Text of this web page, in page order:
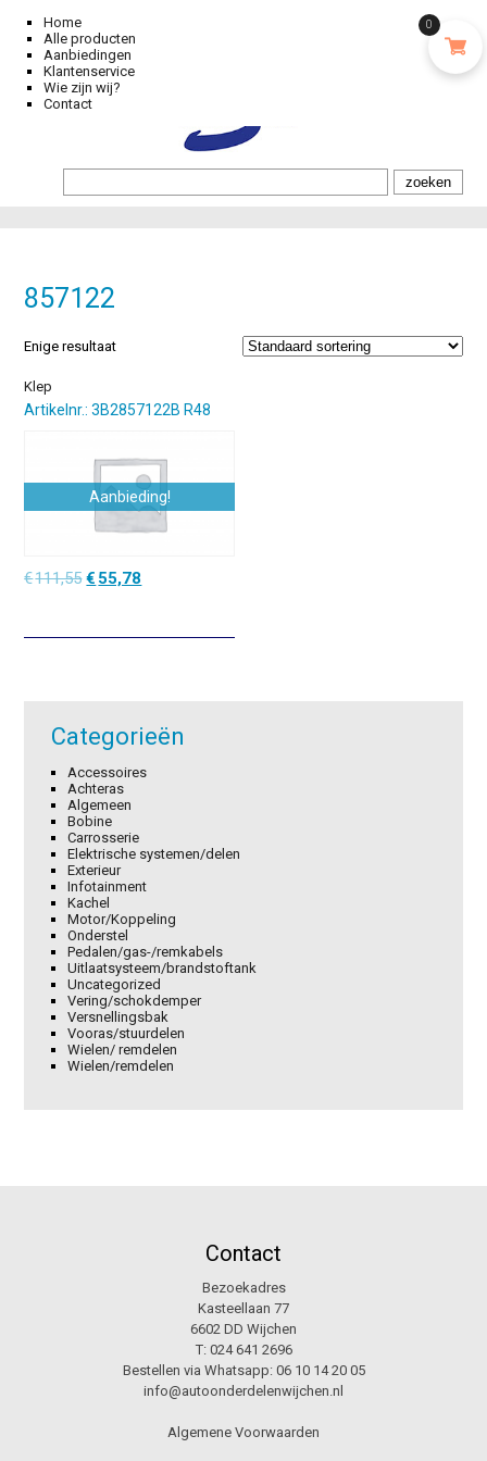
Home
Alle producten
Aanbiedingen
Klantenservice
Wie zijn wij?
Contact
857122
Enige resultaat
Klep
Artikelnr.: 3B2857122B R48
Aanbieding!
€111,55Oorspronkelijke
€111,55.
€ 55,78
€55,78.
Categorieën
Accessoires
Achteras
Algemeen
Bobine
Carrosserie
Elektrische systemen/delen
Exterieur
Infotainment
Kachel
Motor/Koppeling
Onderstel
Pedalen/gas-/remkabels
Uitlaatsysteem/brandstoftank
Uncategorized
Vering/schokdemper
Versnellingsbak
Vooras/stuurdelen
Wielen/ remdelen
Wielen/remdelen
Contact
Bezoekadres
Kasteellaan 77
6602 DD Wijchen
T: 024 641 2696
Bestellen via Whatsapp: 06 10 14 20 05
info@autoonderdelenwijchen.nl
Algemene Voorwaarden
0